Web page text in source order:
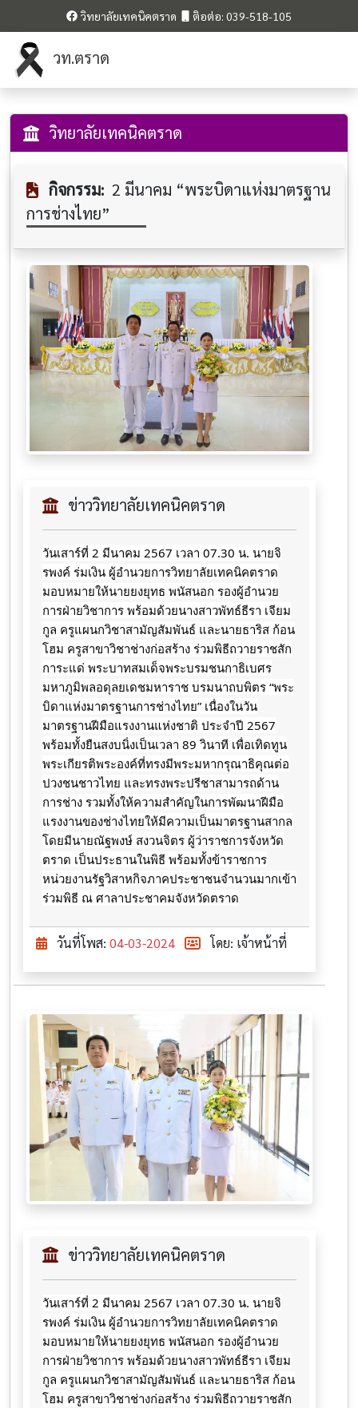
วิทยาลัยเทคนิคตราด ติอต่อ: 039-518-105
วท.ตราด
วิทยาลัยเทคนิคตราด
กิจกรรม: 2 มีนาคม “พระบิดาแห่งมาตรฐาน
การช่างไทย”
ข่าววิทยาลัยเทคนิคตราด
วันเสาร์ที่ 2 มีนาคม 2567 เวลา 07.30 น. นายจิ
รพงค์ ร่มเงิน ผู้อำนวยการวิทยาลัยเทคนิคตราด
มอบหมายให้นายยงยุทธ พนัสนอก รองผู้อำนวย
การฝ่ายวิชาการ พร้อมด้วยนางสาวพัทธ์ธีรา เจียม
กูล ครูแผนกวิชาสามัญสัมพันธ์ และนายธาริส ก้อน
โฮม ครูสาขาวิชาช่างก่อสร้าง ร่วมพิธีถวายราชสัก
การะแด่ พระบาทสมเด็จพระบรมชนกาธิเบศร
มหาภูมิพลอดุลยเดชมหาราช บรมนาถบพิตร “พระ
บิดาแห่งมาตรฐานการช่างไทย” เนื่องในวัน
มาตรฐานฝีมือแรงงานแห่งชาติ ประจำปี 2567
พร้อมทั้งยืนสงบนิ่งเป็นเวลา 89 วินาที เพื่อเทิดทูน
พระเกียรติพระองค์ที่ทรงมีพระมหากรุณาธิคุณต่อ
ปวงชนชาวไทย และทรงพระปรีชาสามารถด้าน
การช่าง รวมทั้งให้ความสำคัญในการพัฒนาฝีมือ
แรงงานของช่างไทยให้มีความเป็นมาตรฐานสากล
โดยมีนายณัฐพงษ์ สงวนจิตร ผู้ว่าราชการจังหวัด
ตราด เป็นประธานในพิธี ​พร้อมทั้งข้าราชการ​
หน่วยงาน​รัฐ​วิสาหกิจภาคประชาชน​จำนวน​มากเข้า
ร่วมพิธี​ ณ​ ศาลา​ประชาคม​จังหวัด​ตราด
วันที่โพส: 04-03-2024 โดย: เจ้าหน้าที่
ข่าววิทยาลัยเทคนิคตราด
วันเสาร์ที่ 2 มีนาคม 2567 เวลา 07.30 น. นายจิ
รพงค์ ร่มเงิน ผู้อำนวยการวิทยาลัยเทคนิคตราด
มอบหมายให้นายยงยุทธ พนัสนอก รองผู้อำนวย
การฝ่ายวิชาการ พร้อมด้วยนางสาวพัทธ์ธีรา เจียม
กูล ครูแผนกวิชาสามัญสัมพันธ์ และนายธาริส ก้อน
โฮม ครูสาขาวิชาช่างก่อสร้าง ร่วมพิธีถวายราชสัก